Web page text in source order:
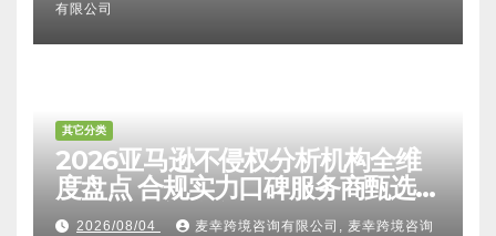
有限公司
其它分类
2026亚马逊不侵权分析机构全维
度盘点 合规实力口碑服务商甄选
附跨境卖家避坑FAQ全指南
2026/08/04 麦幸跨境咨询有限公司, 麦幸跨境咨询